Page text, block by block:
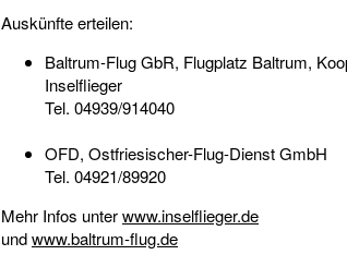
Auskünfte erteilen:
Baltrum-Flug GbR, Flugplatz Baltrum,
Inselflieger
Tel. 04939/914040
OFD, Ostfriesischer-Flug-Dienst GmbH
Tel. 04921/89920
Mehr Infos unterwww.inselflieger.de
undwww.baltrum-flug.de